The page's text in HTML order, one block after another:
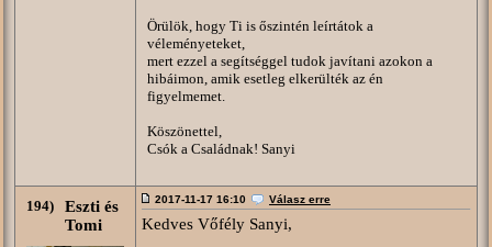
Örülök, hogy Ti is őszintén leírtátok a
véleményeteket,
mert ezzel a segítséggel tudok javítani azokon a
hibáimon, amik esetleg elkerülték az én
figyelmemet.
Köszönettel,
Csók a Családnak! Sanyi
194)
Eszti és
Tomi
2017-11-17 16:10 Válasz erre
Kedves Vőfély Sanyi,